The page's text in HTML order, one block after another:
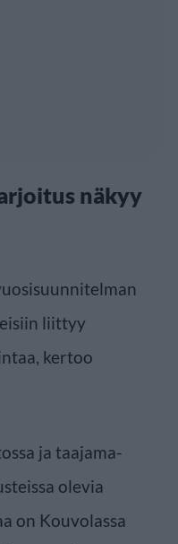
näkyy
liittyy
kertoo
ja taajama-
olevia
on Kouvolassa